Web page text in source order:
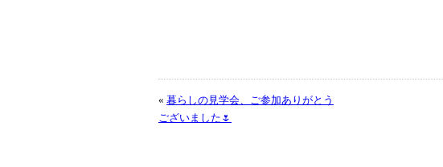
« 暮らしの見学会、ご参加ありがとう
ございました🌷